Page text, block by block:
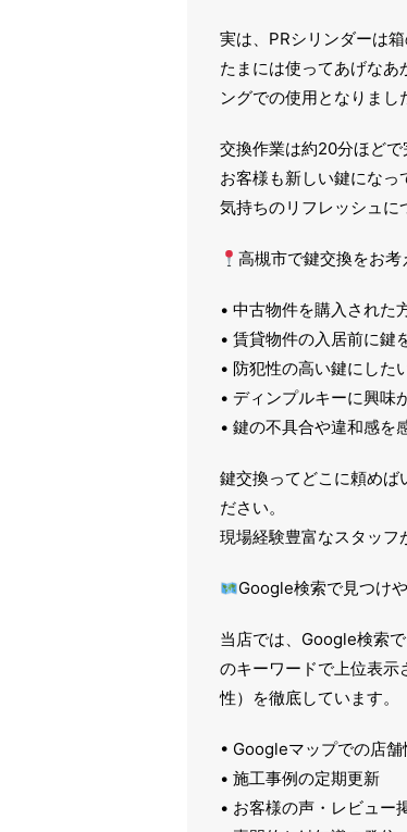
実は、PRシリンダーは
たまには使ってあげなあ
ングでの使用となりまし
交換作業は約20分ほどで
お客様も新しい鍵になっ
気持ちのリフレッシュに
高槻市で鍵交換をお
• 中古物件を購入された
• 賃貸物件の入居前に鍵
• 防犯性の高い鍵にした
• ディンプルキーに興味
• 鍵の不具合や違和感を
鍵交換ってどこに頼めば
ださい。
現場経験豊富なスタッフ
Google検索で見つけ
当店では、Google検索
のキーワードで上位表
性）を徹底しています。
• Googleマップでの店
• 施工事例の定期更新
• お客様の声・レビュー